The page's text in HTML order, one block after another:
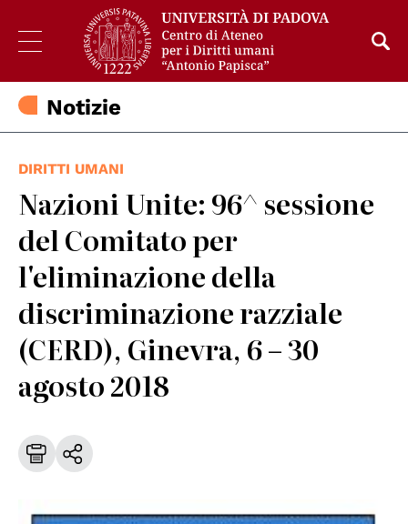
Notizie
DIRITTI UMANI
Nazioni Unite: 96^ sessione
del Comitato per
l'eliminazione della
discriminazione razziale
(CERD), Ginevra, 6 – 30
agosto 2018